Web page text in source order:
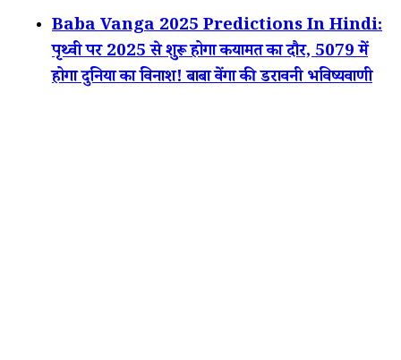
Baba Vanga 2025 Predictions In Hindi:
पृथ्वी पर 2025 से शुरू होगा कयामत का दौर, 5079 में
होगा दुनिया का विनाश! बाबा वेंगा की डरावनी भविष्यवाणी